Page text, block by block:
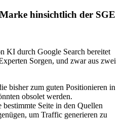
hinsichtlich der SGE
KI durch Google Search bereitet
Sorgen, und zwar aus zwei
bisher zum guten Positionieren in
obsolet werden.
Seite in den Quellen
um Traffic generieren zu